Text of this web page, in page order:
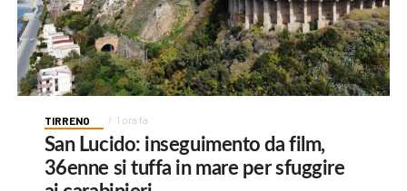
TIRRENO 1 ora fa
San Lucido: inseguimento da film,
36enne si tuffa in mare per sfuggire